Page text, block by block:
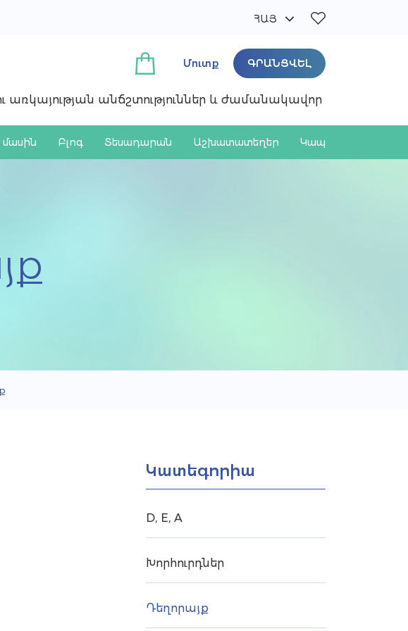
ՀԱՅ
ENG
Մուտք
ԳՐԱՆՑՎԵԼ
առկայության անճշտություններ և ժամանակավոր
մասին Բլոգ Տեսադարան Աշխատատեղեր Կապ
Կատեգորիա
D, E, A
Խորհուրդներ
Դեղորայք